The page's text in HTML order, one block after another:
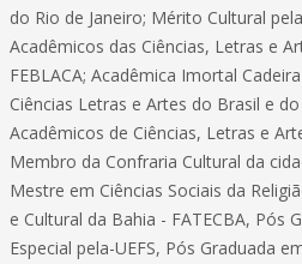
do Rio de Janeiro; Mérito Cultural
Acadêmicos das Ciências, Letras e
FEBLACA; Acadêmica Imortal
Ciências Letras e Artes do Brasil e
Acadêmicos de Ciências, Letras e
Membro da Confraria Cultural da
Mestre em Ciências Sociais da
e Cultural da Bahia - FATECBA, Pós
Especial pela-UEFS, Pós Graduada